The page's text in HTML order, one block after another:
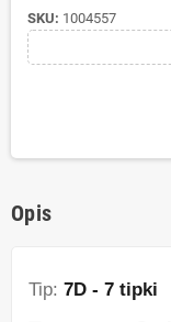
SKU: 1004557
Opis
Tip: 7D - 7 tipki